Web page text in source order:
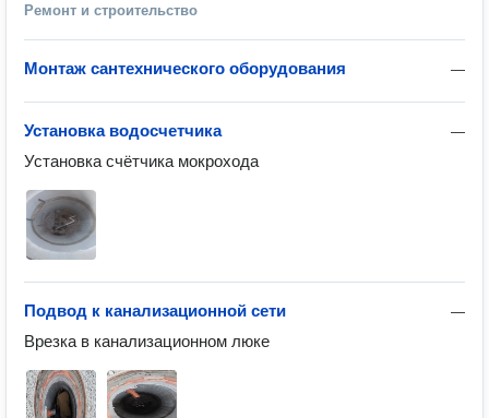
Ремонт и строительство
—
Монтаж сантехнического оборудования
—
Установка водосчетчика
Установка счётчика мокрохода
—
Подвод к канализационной сети
Врезка в канализационном люке